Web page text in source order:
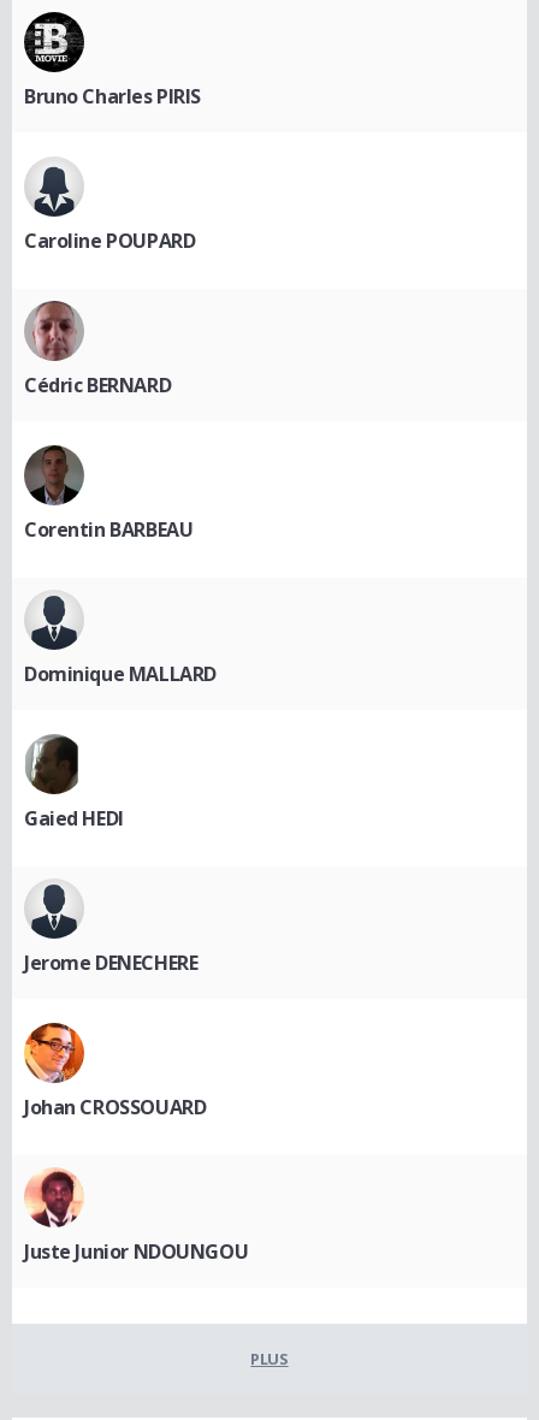
Bruno Charles PIRIS
Caroline POUPARD
Cédric BERNARD
Corentin BARBEAU
Dominique MALLARD
Gaied HEDI
Jerome DENECHERE
Johan CROSSOUARD
Juste Junior NDOUNGOU
PLUS